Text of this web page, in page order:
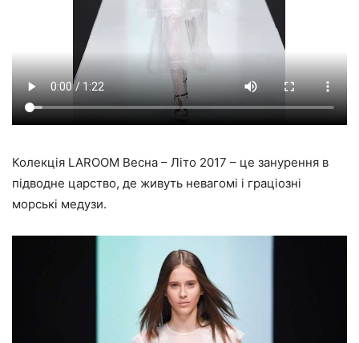
Колекція LAROOM Весна – Літо 2017 – це занурення в
підводне царство, де живуть невагомі і граціозні
морські медузи.